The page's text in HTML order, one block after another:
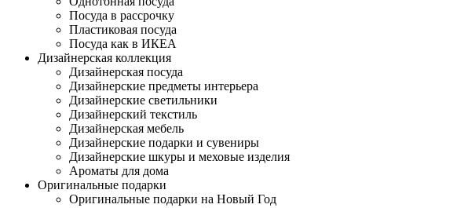
Посуда в рассрочку
Пластиковая посуда
Посуда как в ИКЕА
Дизайнерская коллекция
Дизайнерская посуда
Дизайнерские предметы интерьера
Дизайнерские светильники
Дизайнерский текстиль
Дизайнерская мебель
Дизайнерские подарки и сувениры
Дизайнерские шкуры и меховые изделия
Ароматы для дома
Оригинальные подарки
Оригинальные подарки на Новый Год